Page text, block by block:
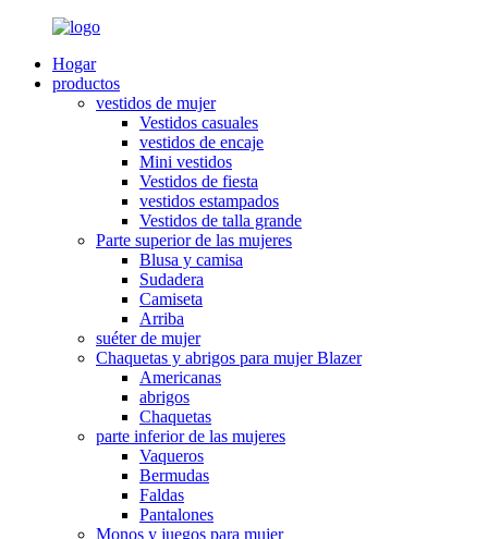
Hogar
productos
vestidos de mujer
Vestidos casuales
vestidos de encaje
Mini vestidos
Vestidos de fiesta
vestidos estampados
Vestidos de talla grande
Parte superior de las mujeres
Blusa y camisa
Sudadera
Camiseta
Arriba
suéter de mujer
Chaquetas y abrigos para mujer Blazer
Americanas
abrigos
Chaquetas
parte inferior de las mujeres
Vaqueros
Bermudas
Faldas
Pantalones
Monos y juegos para mujer